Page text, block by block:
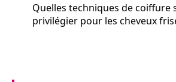
Quelles techniques de coiffure
privilégier pour les cheveux